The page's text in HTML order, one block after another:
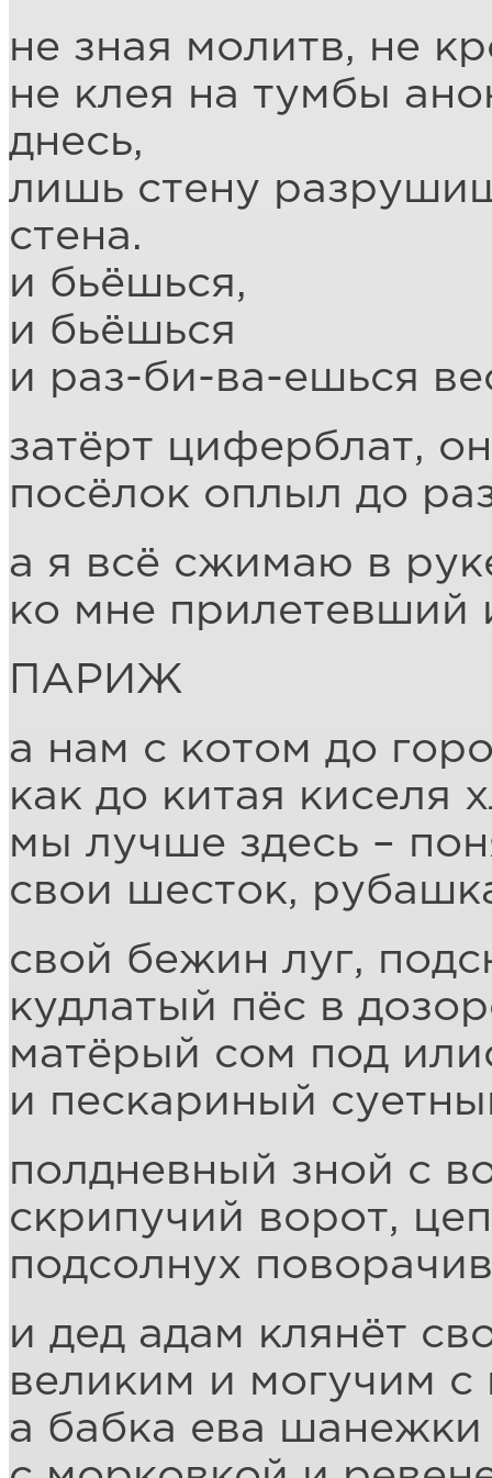
не зная молитв, не
не клея на тумбы
днесь,
лишь стену
стена.
и бьёшься,
и бьёшься
и раз-би-ва-ешься
затёрт циферблат,
посёлок оплыл до
а я всё сжимаю в
ко мне прилетевший
ПАРИЖ
а нам с котом до
как до китая киселя
мы лучше здесь –
свои шесток,
свой бежин луг,
кудлатый пёс в
матёрый сом под
и пескариный
полдневный зной с
скрипучий ворот,
подсолнух
и дед адам клянёт
великим и могучим с
а бабка ева шанежки